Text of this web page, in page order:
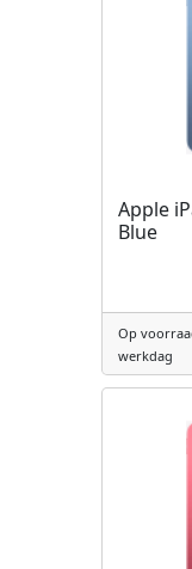
Apple
Blue
Op
werkdag